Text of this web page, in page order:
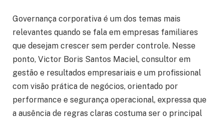
Governança corporativa é um dos temas mais
relevantes quando se fala em empresas familiares
que desejam crescer sem perder controle. Nesse
ponto, Victor Boris Santos Maciel, consultor em
gestão e resultados empresariais e um profissional
com visão prática de negócios, orientado por
performance e segurança operacional, expressa que
a ausência de regras claras costuma ser o principal